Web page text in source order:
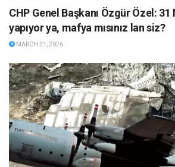
CHP Genel Başkanı Özgür Özel:
yapıyor ya, mafya mısınız lan siz?
MARCH 31, 2026